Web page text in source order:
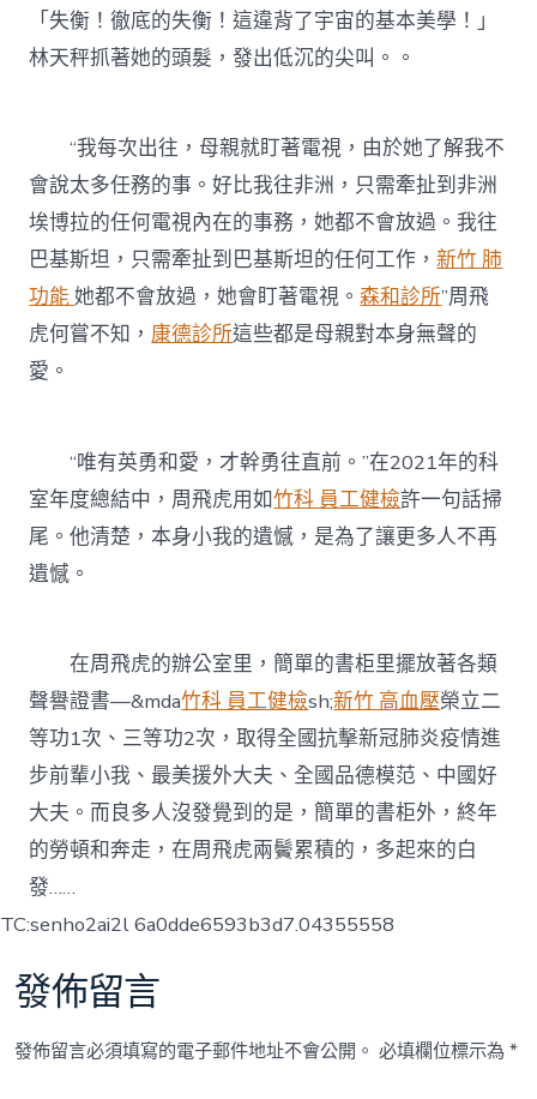
「失衡！徹底的失衡！這違背了宇宙的基本美學！」
林天秤抓著她的頭髮，發出低沉的尖叫。。
“我每次出往，母親就盯著電視，由於她了解我不
會說太多任務的事。好比我往非洲，只需牽扯到非洲
埃博拉的任何電視內在的事務，她都不會放過。我往
巴基斯坦，只需牽扯到巴基斯坦的任何工作，新竹 肺
功能她都不會放過，她會盯著電視。森和診所”周飛
虎何嘗不知，康德診所這些都是母親對本身無聲的
愛。
“唯有英勇和愛，才幹勇往直前。”在2021年的科
室年度總結中，周飛虎用如竹科 員工健檢許一句話掃
尾。他清楚，本身小我的遺憾，是為了讓更多人不再
遺憾。
在周飛虎的辦公室里，簡單的書柜里擺放著各類
聲譽證書—&mda竹科 員工健檢sh;新竹 高血壓榮立二
等功1次、三等功2次，取得全國抗擊新冠肺炎疫情進
步前輩小我、最美援外大夫、全國品德模范、中國好
大夫。而良多人沒發覺到的是，簡單的書柜外，終年
的勞頓和奔走，在周飛虎兩鬢累積的，多起來的白
發……
TC:senho2ai2l 6a0dde6593b3d7.04355558
發佈留言
發佈留言必須填寫的電子郵件地址不會公開。 必填欄位標示為*